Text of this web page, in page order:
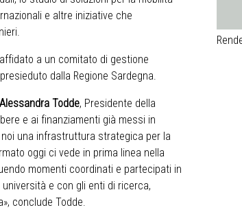
e altre iniziative che
a un comitato di gestione
dalla Regione Sardegna.
Alessandra Todde, Presidente della
e ai finanziamenti già messi in
una infrastruttura strategica per la
oggi ci vede in prima linea nella
momenti coordinati e partecipati in
e con gli enti di ricerca,
conclude Todde.